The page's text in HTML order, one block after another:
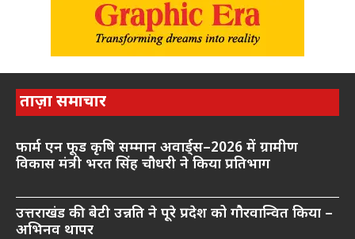
ताज़ा समाचार
फार्म एन फूड कृषि सम्मान अवार्ड्स–2026 में ग्रामीण
विकास मंत्री भरत सिंह चौधरी ने किया प्रतिभाग
उत्तराखंड की बेटी उन्नति ने पूरे प्रदेश को गौरवान्वित किया –
अभिनव थापर